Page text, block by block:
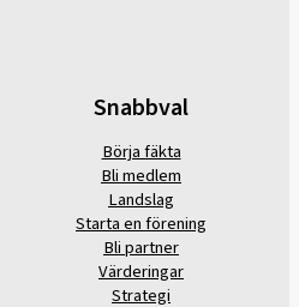
Snabbval
Börja fäkta
Bli medlem
Landslag
Starta en förening
Bli partner
Värderingar
Strategi